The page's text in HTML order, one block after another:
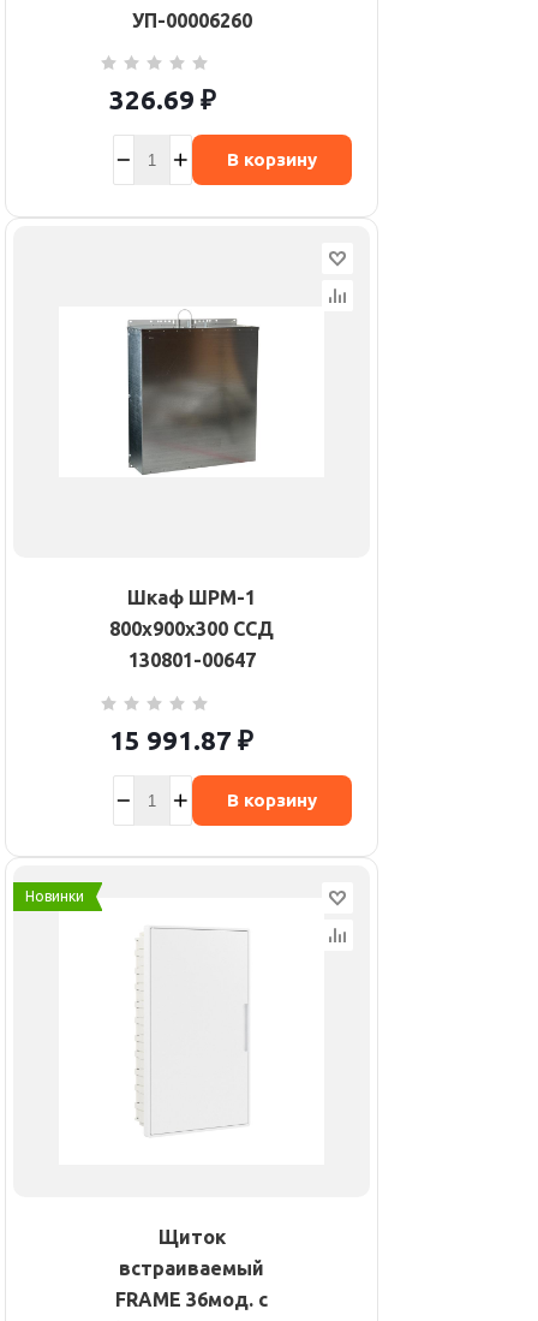
УП-00006260
326.69 ₽
В корзину
Шкаф ШРМ-1
800х900х300 ССД
130801-00647
15 991.87 ₽
В корзину
Новинки
Щиток
встраиваемый
FRAME 36мод. с